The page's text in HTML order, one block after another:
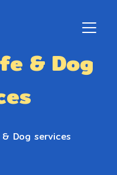
& Dog
Dog services